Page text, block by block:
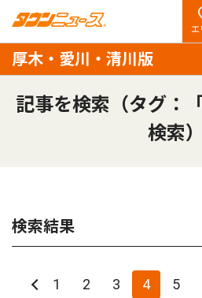
エ
厚木・愛川・清川版
記事を検索（タグ：
検索）
検索結果
1 2 3 4 5